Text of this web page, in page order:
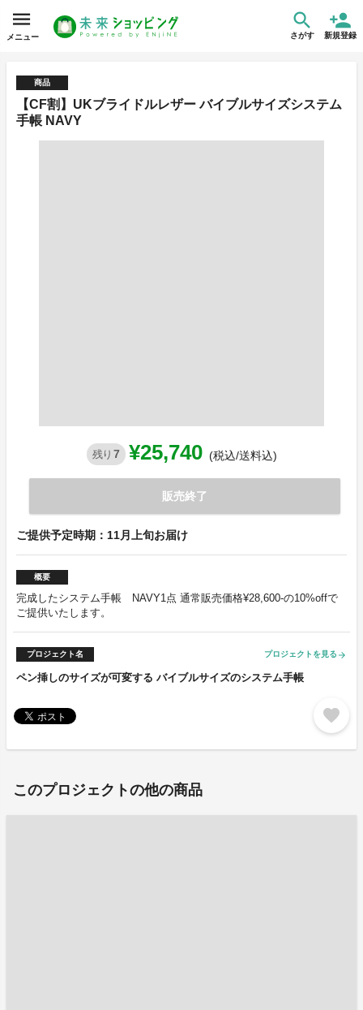
メニュー さがす 新規登録
商品
【CF割】UKブライドルレザー バイブルサイズシステム
手帳 NAVY
残り 7 ¥25,740 (税込/送料込)
販売終了
ご提供予定時期：11月上旬お届け
概要
完成したシステム手帳 NAVY1点 通常販売価格¥28,600-の10%offで
ご提供いたします。
プロジェクト名 プロジェクトを見る arrow_forward
ペン挿しのサイズが可変する バイブルサイズのシステム手帳
favorite
このプロジェクトの他の商品